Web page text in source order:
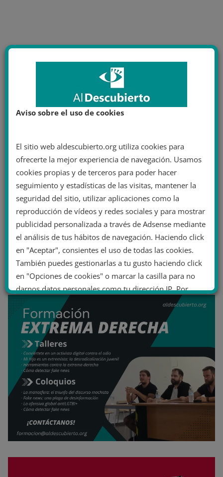
Aviso sobre el uso de cookies
El sitio web aldescubierto.org utiliza cookies para
ofrecerte la mejor experiencia de navegación. Usamos
cookies propias y de terceros para poder hacer
seguimiento y estadísticas de las visitas, mantener la
seguridad del sitio, utilizar aplicaciones como la
reproducción de vídeos y redes sociales y para mostrar
publicidad personalizada a través de Adsense mediante
el análisis de tus hábitos de navegación. Haciendo click
en "Aceptar", consientes el uso de todas las cookies.
También puedes gestionarlas a tu gusto haciendo click
en "Opciones de cookies" o marcar la casilla para no
darnos datos personales como tu dirección IP. Por
último, puedes leer nuestra Política de cookies.
No dar mi información personal
Opciones de cookies
Rechazar cookies Política de cookies